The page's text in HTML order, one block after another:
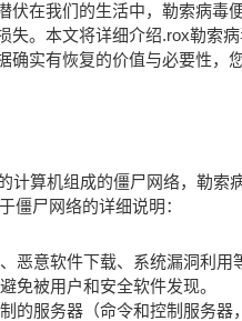
伏在我们的生活中，勒索病毒
失。本文将详细介绍.rox勒索
确实有恢复的价值与必要性，
计算机组成的僵尸网络，勒索
僵尸网络的详细说明：
恶意软件下载、系统漏洞利用
免被用户和安全软件发现。
的服务器（命令和控制服务器